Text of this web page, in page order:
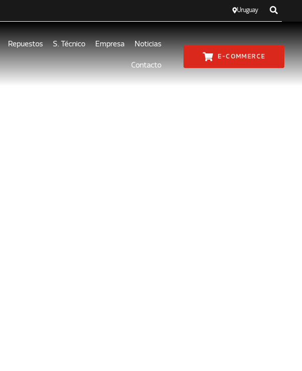
Uruguay
Repuestos S. Técnico Empresa Noticias
Contacto
E-COMMERCE